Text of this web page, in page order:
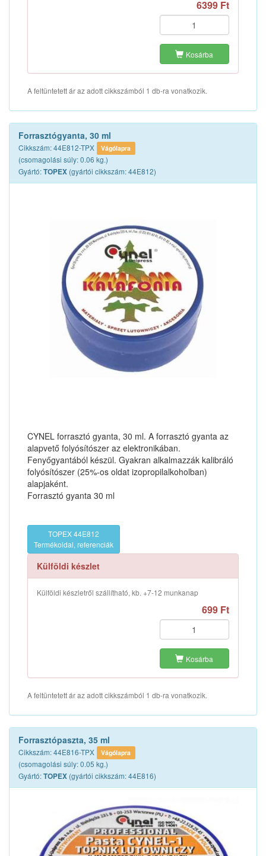
6399 Ft
Kosárba
A feltüntetett ár az adott cikkszámból 1 db-ra vonatkozik.
Forrasztógyanta, 30 ml
Cikkszám: 44E812-TPX Vágólapra
(csomagolási súly: 0.06 kg.)
Gyártó:TOPEX (gyártói cikkszám: 44E812)
CYNEL forrasztó gyanta, 30 ml. A forrasztó gyanta az
alapvető folyósítószer az elektronikában.
Fenyőgyantából készül. Gyakran alkalmazzák kalibráló
folyósítószer (25%-os oldat izopropilalkoholban)
alapjaként.
Forrasztó gyanta 30 ml
TOPEX 44E812
Termékoldal, referenciák
Külföldi készlet
Külföldi készletről szállítható, kb. +7-12 munkanap
699 Ft
Kosárba
A feltüntetett ár az adott cikkszámból 1 db-ra vonatkozik.
Forrasztópaszta, 35 ml
Cikkszám: 44E816-TPX Vágólapra
(csomagolási súly: 0.05 kg.)
Gyártó:TOPEX (gyártói cikkszám: 44E816)